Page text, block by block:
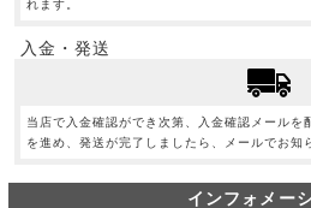
れます。
入金・発送
当店で入金確認ができ次第、入金確認メールを
を進め、発送が完了しましたら、メールでお知
インフォメー